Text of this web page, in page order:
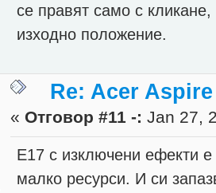
се правят само с
изходно положение.
Re: Acer
« Отговор #11 -: Jan 27,
Е17 с изключени ефекти
малко ресурси. И си